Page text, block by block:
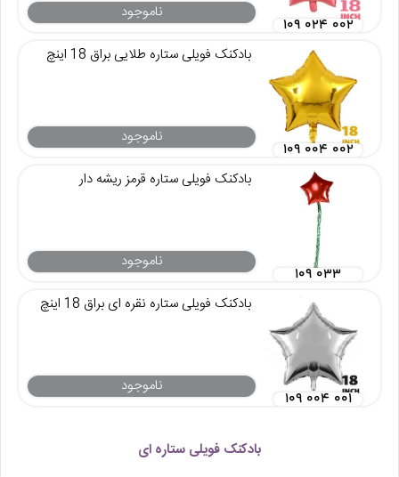
ناموجود
۱۰۹ ۰۲۴ ۰۰۲
بادکنک فویلی ستاره طلایی براق 18 اینچ
ناموجود
۱۰۹ ۰۰۴ ۰۰۲
بادکنک فویلی ستاره قرمز ریشه دار
ناموجود
۱۰۹ ۰۳۳
بادکنک فویلی ستاره نقره ای براق 18 اینچ
ناموجود
۱۰۹ ۰۰۴ ۰۰۱
بادکنک فویلی ستاره ای